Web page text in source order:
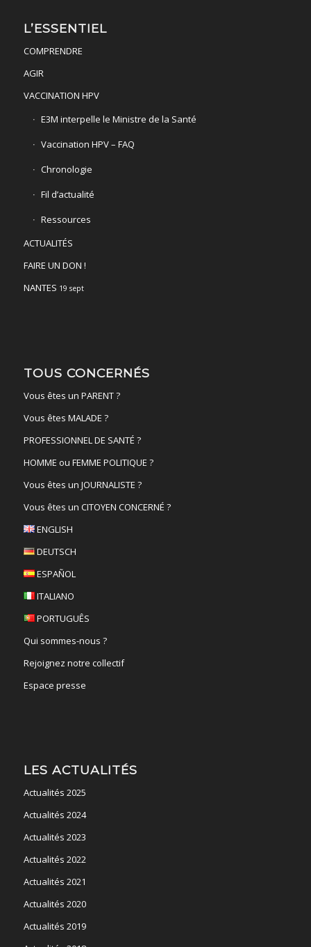
L’ESSENTIEL
COMPRENDRE
AGIR
VACCINATION HPV
E3M interpelle le Ministre de la Santé
Vaccination HPV – FAQ
Chronologie
Fil d’actualité
Ressources
ACTUALITÉS
FAIRE UN DON !
NANTES 19 sept
TOUS CONCERNÉS
Vous êtes un PARENT ?
Vous êtes MALADE ?
PROFESSIONNEL DE SANTÉ ?
HOMME ou FEMME POLITIQUE ?
Vous êtes un JOURNALISTE ?
Vous êtes un CITOYEN CONCERNÉ ?
ENGLISH
DEUTSCH
ESPAÑOL
ITALIANO
PORTUGUÊS
Qui sommes-nous ?
Rejoignez notre collectif
Espace presse
LES ACTUALITÉS
Actualités 2025
Actualités 2024
Actualités 2023
Actualités 2022
Actualités 2021
Actualités 2020
Actualités 2019